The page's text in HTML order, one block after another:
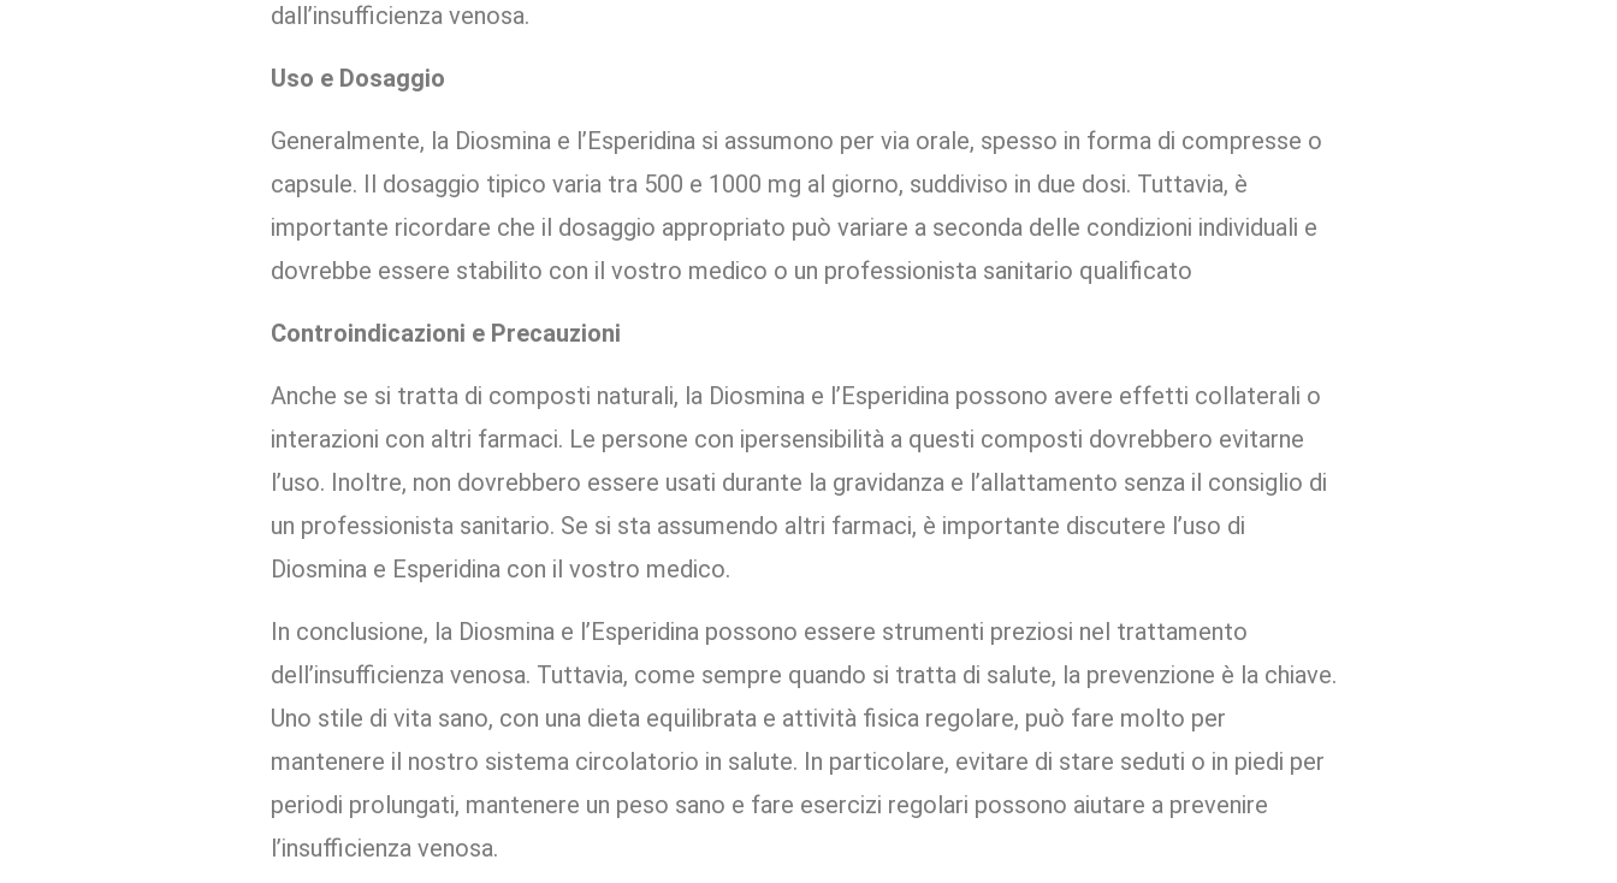
dall’insufficienza venosa.
Uso e Dosaggio
Generalmente, la Diosmina e l’Esperidina si assumono per via orale, spesso in forma di compresse o
capsule. Il dosaggio tipico varia tra 500 e 1000 mg al giorno, suddiviso in due dosi. Tuttavia, è
importante ricordare che il dosaggio appropriato può variare a seconda delle condizioni individuali e
dovrebbe essere stabilito con il vostro medico o un professionista sanitario qualificato
Controindicazioni e Precauzioni
Anche se si tratta di composti naturali, la Diosmina e l’Esperidina possono avere effetti collaterali o
interazioni con altri farmaci. Le persone con ipersensibilità a questi composti dovrebbero evitarne
l’uso. Inoltre, non dovrebbero essere usati durante la gravidanza e l’allattamento senza il consiglio di
un professionista sanitario. Se si sta assumendo altri farmaci, è importante discutere l’uso di
Diosmina e Esperidina con il vostro medico.
In conclusione, la Diosmina e l’Esperidina possono essere strumenti preziosi nel trattamento
dell’insufficienza venosa. Tuttavia, come sempre quando si tratta di salute, la prevenzione è la chiave.
Uno stile di vita sano, con una dieta equilibrata e attività fisica regolare, può fare molto per
mantenere il nostro sistema circolatorio in salute. In particolare, evitare di stare seduti o in piedi per
periodi prolungati, mantenere un peso sano e fare esercizi regolari possono aiutare a prevenire
l’insufficienza venosa.